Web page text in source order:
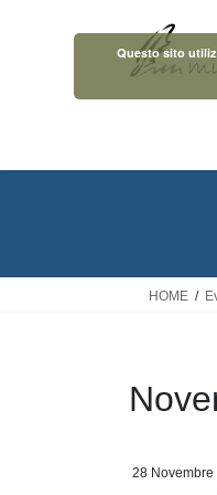
HOME
28 Novembre
Questo sito